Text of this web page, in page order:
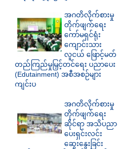
အဂတိလိုက်စားမှု
တိုက်ဖျက်ရေး
ကော်မရှင်ရုံး
ကျောင်းသား
လူငယ် ဖြောင့်မတ်
တည်ကြည်မှုမြှင့်တင်ရေး ပညာပေး
(Edutainment) အစီအစဉ်များ
ကျင်းပ
အဂတိလိုက်စားမှု
တိုက်ဖျက်ရေး
ဆိုင်ရာ အသိပညာ
ပေးရှင်းလင်း
ဆွေးနွေးခြင်း